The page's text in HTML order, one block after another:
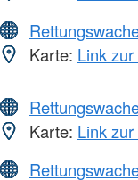
Karte: Link
Karte: Link